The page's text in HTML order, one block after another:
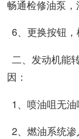
畅通检修油泵，
6、更换按钮，
二、发动机能
因：
1、喷油咀无
2、燃油系统渗